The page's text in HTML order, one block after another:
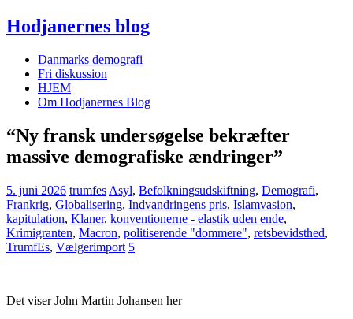
Hodjanernes blog
Danmarks demografi
Fri diskussion
HJEM
Om Hodjanernes Blog
“Ny fransk undersøgelse bekræfter
massive demografiske ændringer”
5. juni 2026 trumfes Asyl, Befolkningsudskiftning, Demografi,
Frankrig, Globalisering, Indvandringens pris, Islamvasion,
kapitulation, Klaner, konventionerne - elastik uden ende,
Krimigranten, Macron, politiserende "dommere", retsbevidsthed,
TrumfEs, Vælgerimport 5
Det viser John Martin Johansen her